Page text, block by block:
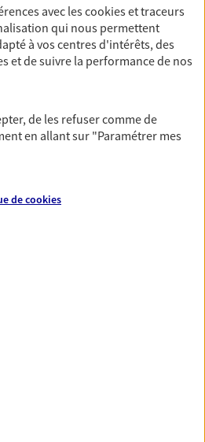
RENDEZ-VOUS
NOTRE SITE WEB
d'assurance exclusif AXA
avec lescookies et traceurs
qui nous permettent
à vos centres d'intérêts, des
et de suivre la performance de nos
de les refuser comme de
en allant sur "Paramétrer mes
decookies